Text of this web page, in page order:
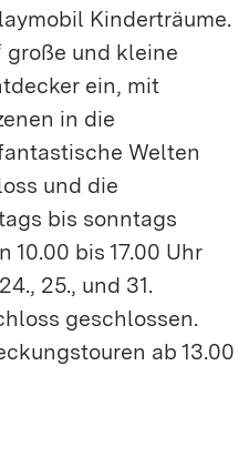
Kinderträume.
große und kleine
ein, mit
in die
Welten
und die
bis sonntags
10.00 bis 17.00 Uhr
25., und 31.
geschlossen.
ab 13.00